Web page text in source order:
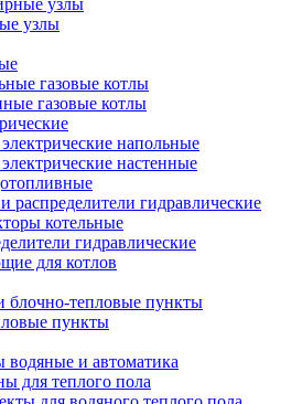
узлы
узлы
газовые котлы
газовые котлы
напольные
настенные
распределители гидравлические
котельные
гидравлические
для котлов
блочно-тепловые пункты
пункты
и автоматика
для теплого пола